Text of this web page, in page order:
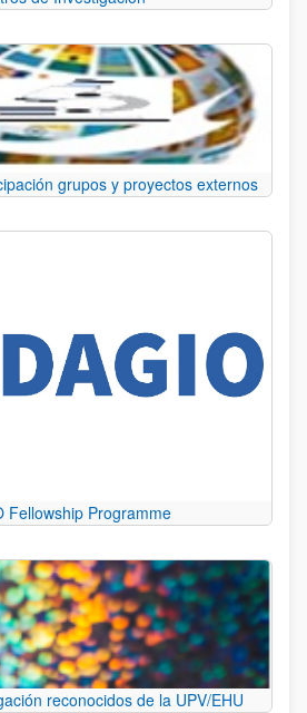
grupos y proyectos externos
Fellowship Programme
reconocidos de la UPV/EHU